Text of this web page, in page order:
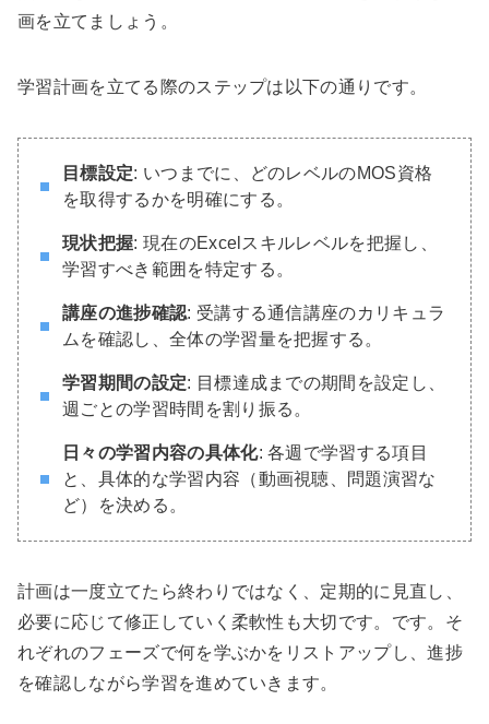
画を立てましょう。
学習計画を立てる際のステップは以下の通りです。
目標設定: いつまでに、どのレベルのMOS資格
を取得するかを明確にする。
現状把握: 現在のExcelスキルレベルを把握し、
学習すべき範囲を特定する。
講座の進捗確認: 受講する通信講座のカリキュラ
ムを確認し、全体の学習量を把握する。
学習期間の設定: 目標達成までの期間を設定し、
週ごとの学習時間を割り振る。
日々の学習内容の具体化: 各週で学習する項目
と、具体的な学習内容（動画視聴、問題演習な
ど）を決める。
計画は一度立てたら終わりではなく、定期的に見直し、
必要に応じて修正していく柔軟性も大切です。です。そ
れぞれのフェーズで何を学ぶかをリストアップし、進捗
を確認しながら学習を進めていきます。